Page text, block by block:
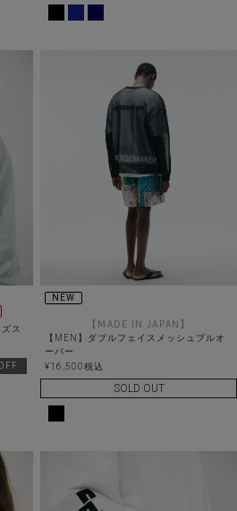
ス
NEW
【MADE IN JAPAN】
【MEN】ダブルフェイスメッシュプルオ
ーバー
¥16,500税込
SOLD OUT